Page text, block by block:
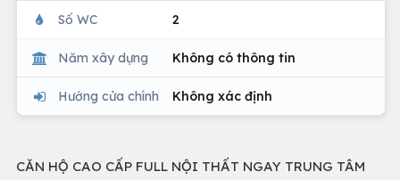
Số WC 2
Năm xây dựng Không có thông tin
Hướng cửa chính Không xác định
CĂN HỘ CAO CẤP FULL NỘI THẤT NGAY TRUNG TÂM